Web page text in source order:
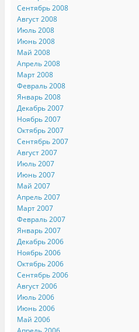
Сентябрь 2008
Август 2008
Июль 2008
Июнь 2008
Май 2008
Апрель 2008
Март 2008
Февраль 2008
Январь 2008
Декабрь 2007
Ноябрь 2007
Октябрь 2007
Сентябрь 2007
Август 2007
Июль 2007
Июнь 2007
Май 2007
Апрель 2007
Март 2007
Февраль 2007
Январь 2007
Декабрь 2006
Ноябрь 2006
Октябрь 2006
Сентябрь 2006
Август 2006
Июль 2006
Июнь 2006
Май 2006